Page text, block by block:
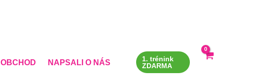
OBCHOD NAPSALI O NÁS
1. trénink
ZDARMA